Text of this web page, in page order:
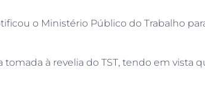
o Ministério Público do Trabalho
à revelia do TST, tendo em vista